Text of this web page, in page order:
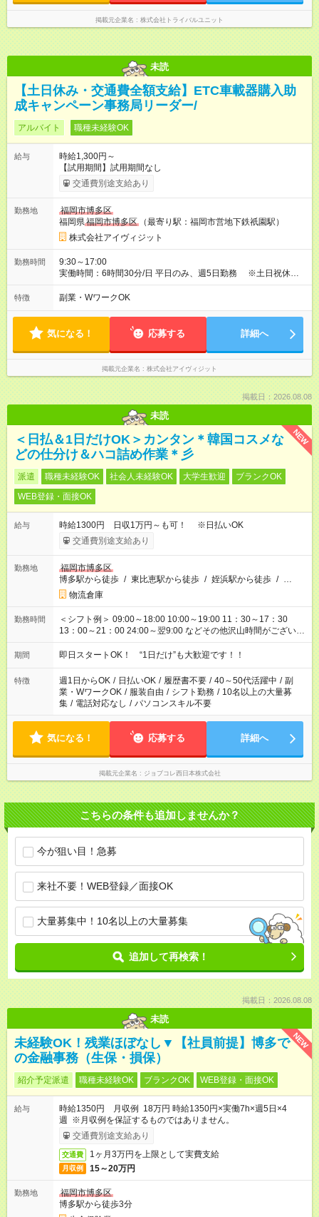
掲載元企業名 株式会社トライバルユニット
未読
【土日休み・交通費全額支給】ETC車載器購入助
成キャンペーン事務局リーダー/
アルバイト 職種未経験OK
給与
時給1,300円～
【試用期間】試用期間なし
交通費別途支給あり
勤務地
福岡市博多区
福岡県福岡市博多区
（最寄り駅：福岡市営地下鉄祇園駅）
株式会社アイヴィジット
勤務時間
9:30～17:00
実働時間：6時間30分/日 平日のみ、週5日勤務 ※土日祝休み
勤務時間：9:30-17:00 （実働6時間30分、休憩1時間） 期間：
2026年7月1日～2026年11月30日
特徴 副業・WワークOK
気になる！ 応募する 詳細へ
掲載元企業名 株式会社アイヴィジット
掲載日：2026.08.08
未読
NEW
＜日払＆1日だけOK＞カンタン＊韓国コスメな
どの仕分け＆ハコ詰め作業＊彡
派遣 職種未経験OK 社会人未経験OK 大学生歓迎
ブランクOK
WEB登録・面接OK
給与
時給1300円 日収1万円～も可！ ※日払いOK
交通費別途支給あり
勤務地
福岡市博多区
博多駅から徒歩 / 東比恵駅から徒歩 / 姪浜駅から徒歩 / …
物流倉庫
勤務時間
＜シフト例＞ 09:00～18:00 10:00～19:00 11：30～17：30
13：00～21：00 24:00～翌9:00 などその他沢山時間がございま
す！
期間 即日スタートOK！ “1日だけ”も大歓迎です！！
特徴 週1日からOK / 日払いOK / 履歴書不要 / 40～50代活躍中 / 副
業・WワークOK / 服装自由 / シフト勤務 / 10名以上の大量募
集 / 電話対応なし / パソコンスキル不要
気になる！ 応募する 詳細へ
掲載元企業名 ジョブコレ西日本株式会社
こちらの条件も追加しませんか？
今が狙い目！急募
来社不要！WEB登録／面接OK
大量募集中！10名以上の大量募集
追加して再検索！
掲載日：2026.08.08
未読
NEW
未経験OK！残業ほぼなし▼【社員前提】博多で
の金融事務（生保・損保）
紹介予定派遣 職種未経験OK ブランクOK WEB登録・面接OK
給与
時給1350円 月収例 18万円 時給1350円×実働7h×週5日×4
週 ※月収例を保証するものではありません。
交通費別途支給あり
交通費 1ヶ月3万円を上限として実費支給
月収例 15～20万円
勤務地
福岡市博多区
博多駅から徒歩3分